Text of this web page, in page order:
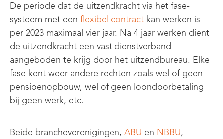
De periode dat de uitzendkracht via het fase-
systeem met een flexibel contract kan werken is
per 2023 maximaal vier jaar. Na 4 jaar werken dient
de uitzendkracht een vast dienstverband
aangeboden te krijg door het uitzendbureau. Elke
fase kent weer andere rechten zoals wel of geen
pensioenopbouw, wel of geen loondoorbetaling
bij geen werk, etc.
Beide brancheverenigingen, ABU en NBBU,